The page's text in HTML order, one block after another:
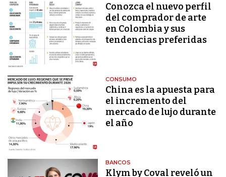
Conozca el nuevo perfil
del comprador de arte
en Colombia y sus
tendencias preferidas
CONSUMO
China es la apuesta para
el incremento del
mercado de lujo durante
el año
BANCOS
Klym by Coval reveló un